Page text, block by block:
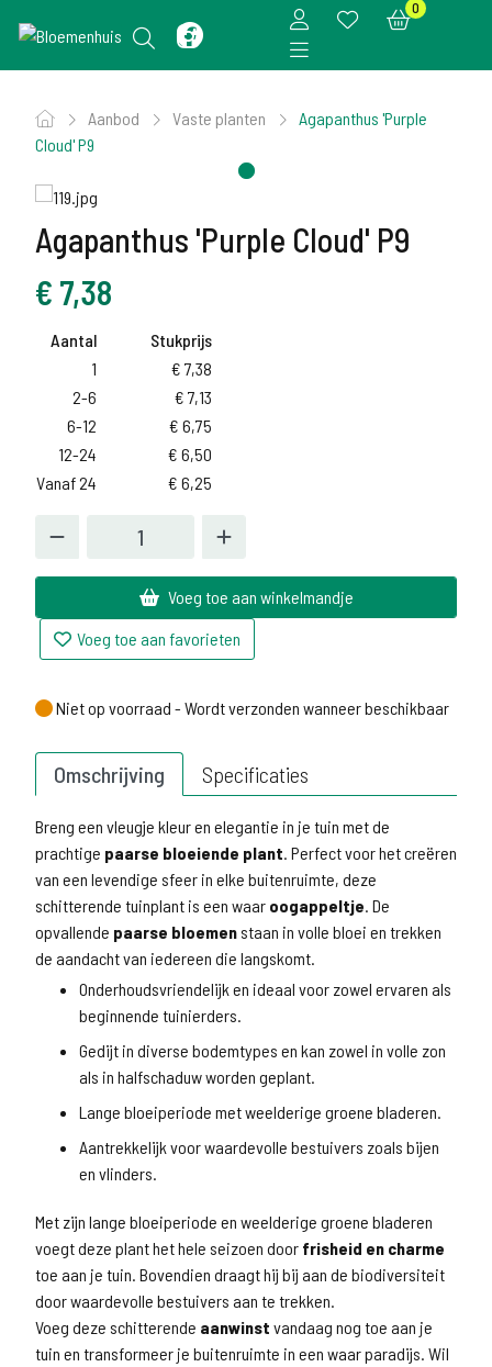
0
Aanbod Vaste planten
Agapanthus 'Purple
Cloud' P9
Agapanthus 'Purple Cloud' P9
€ 7,38
Aantal
Stukprijs
1
€ 7,38
2-6
€ 7,13
6-12
€ 6,75
12-24
€ 6,50
Vanaf 24
€ 6,25
Voeg toe aan winkelmandje
Voeg toe aan favorieten
Niet op voorraad - Wordt verzonden wanneer beschikbaar
Niet op voorraad - Wordt verzonden wanneer beschikbaar
Omschrijving Specificaties
Breng een vleugje kleur en elegantie in je tuin met de
prachtige paarse bloeiende plant. Perfect voor het creëren
van een levendige sfeer in elke buitenruimte, deze
schitterende tuinplant is een waar oogappeltje. De
opvallende paarse bloemen staan in volle bloei en trekken
de aandacht van iedereen die langskomt.
Onderhoudsvriendelijk en ideaal voor zowel ervaren als
beginnende tuinierders.
Gedijt in diverse bodemtypes en kan zowel in volle zon
als in halfschaduw worden geplant.
Lange bloeiperiode met weelderige groene bladeren.
Aantrekkelijk voor waardevolle bestuivers zoals bijen
en vlinders.
Met zijn lange bloeiperiode en weelderige groene bladeren
voegt deze plant het hele seizoen door frisheid en charme
toe aan je tuin. Bovendien draagt hij bij aan de biodiversiteit
door waardevolle bestuivers aan te trekken.
Voeg deze schitterende aanwinst vandaag nog toe aan je
tuin en transformeer je buitenruimte in een waar paradijs. Wil